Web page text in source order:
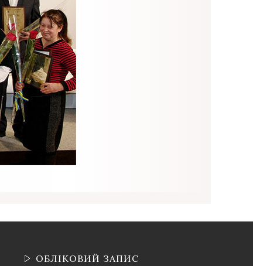
ОБЛІКОВИЙ ЗАПИС